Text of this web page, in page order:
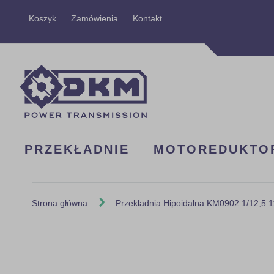
Koszyk Zamówienia KontaktPrzejdź
PRZEKŁADNIE
Strona główna Przekładnia Hipoidalna KM0902 1/12,5